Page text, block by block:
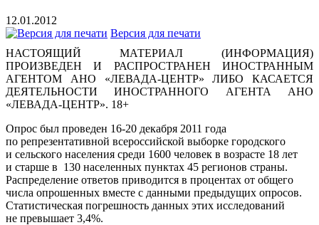
12.01.2012
Версия для печати
НАСТОЯЩИЙ МАТЕРИАЛ (ИНФОРМАЦИЯ)
ПРОИЗВЕДЕН И РАСПРОСТРАНЕН ИНОСТРАННЫМ
АГЕНТОМ АНО «ЛЕВАДА-ЦЕНТР» ЛИБО КАСАЕТСЯ
ДЕЯТЕЛЬНОСТИ ИНОСТРАННОГО АГЕНТА АНО
«ЛЕВАДА-ЦЕНТР». 18+
Опрос был проведен 16-20 декабря 2011 года
по репрезентативной всероссийской выборке городского
и сельского населения среди 1600 человек в возрасте 18 лет
и старше в 130 населенных пунктах 45 регионов страны.
Распределение ответов приводится в процентах от общего
числа опрошенных вместе с данными предыдущих опросов.
Статистическая погрешность данных этих исследований
не превышает 3,4%.